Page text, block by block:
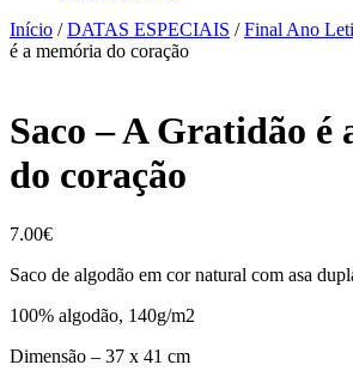
Início /DATAS ESPECIAIS /Final Ano
é a memória do coração
Saco – A Gratidão é
do coração
7.00€
Saco de algodão em cor natural com asa
100% algodão, 140g/m2
Dimensão – 37 x 41 cm